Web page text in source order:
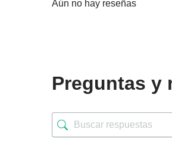
Aún no hay reseñas
Preguntas y